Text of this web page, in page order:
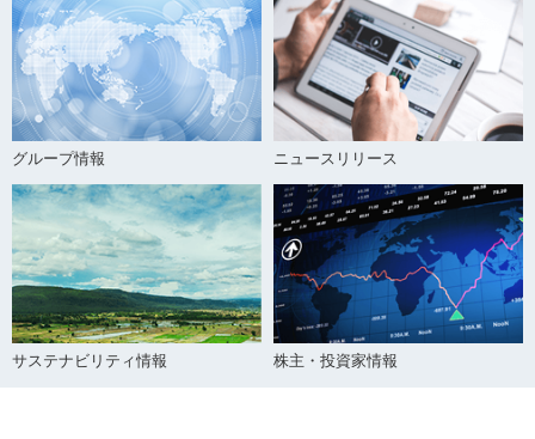
グループ情報 ニュースリリース
サステナビリティ情報 株主・投資家情報